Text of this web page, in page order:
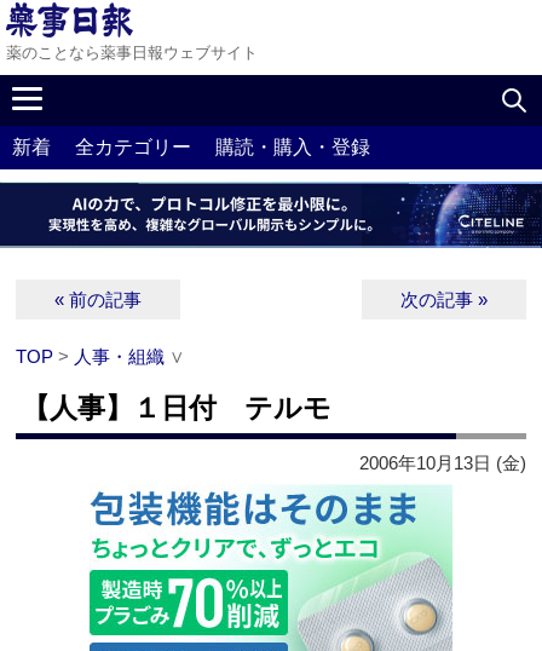
薬のことなら薬事日報ウェブサイト
新着 全カテゴリー 購読・購入・登録
« 前の記事 次の記事 »
TOP > 人事・組織 ∨
【人事】１日付 テルモ
2006年10月13日 (金)